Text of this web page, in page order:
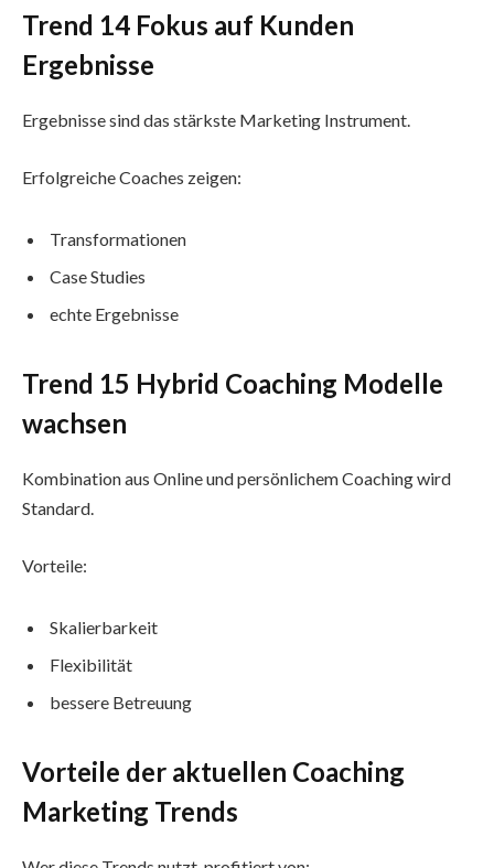
Trend 14 Fokus auf Kunden
Ergebnisse
Ergebnisse sind das stärkste Marketing Instrument.
Erfolgreiche Coaches zeigen:
Transformationen
Case Studies
echte Ergebnisse
Trend 15 Hybrid Coaching Modelle
wachsen
Kombination aus Online und persönlichem Coaching wird
Standard.
Vorteile:
Skalierbarkeit
Flexibilität
bessere Betreuung
Vorteile der aktuellen Coaching
Marketing Trends